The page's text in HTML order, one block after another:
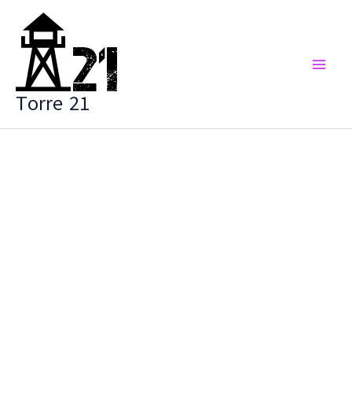
contenuto
Torre 21